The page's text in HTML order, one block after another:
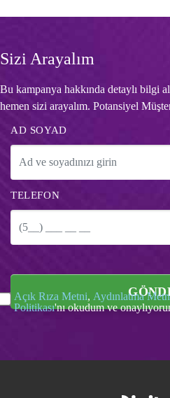
Sizi Arayalım
Bu kampanya hakkında detaylı bilgi
hemen sizi arayalım. Potansiyel
AD SOYAD
TELEFON
Açık Rıza Metni, Aydınlatma
Politikası'nı okudum ve